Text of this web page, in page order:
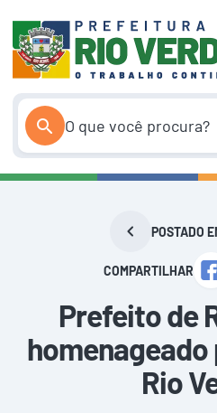
conteúdo
POSTADO
COMPARTILHAR
Prefeito de
homenageado
Rio